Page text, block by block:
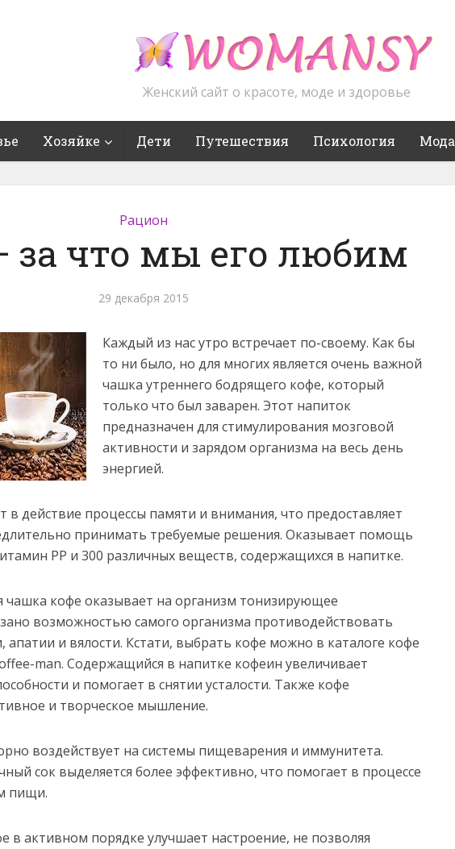
Женский сайт о красоте, моде и здоровье
Хозяйке Дети Путешествия Психология Мода
Рацион
за что мы его любим
29 декабря 2015
Каждый из нас утро встречает по-своему. Как бы
то ни было, но для многих является очень важной
чашка утреннего бодрящего кофе, который
только что был заварен. Этот напиток
предназначен для стимулирования мозговой
активности и зарядом организма на весь день
энергией.
в действие процессы памяти и внимания, что предоставляет
принимать требуемые решения. Оказывает помощь
PP и 300 различных веществ, содержащихся в напитке.
чашка кофе оказывает на организм тонизирующее
возможностью самого организма противодействовать
апатии и вялости. Кстати, выбрать кофе можно в каталоге кофе
man. Содержащийся в напитке кофеин увеличивает
и помогает в снятии усталости. Также кофе
и творческое мышление.
воздействует на системы пищеварения и иммунитета.
сок выделяется более эффективно, что помогает в процессе
пищи.
в активном порядке улучшает настроение, не позволяя